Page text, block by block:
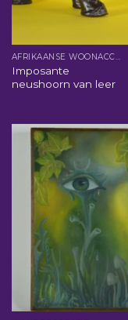
AFRIKAANSE WOONACCESSOIRES
Imposante
neushoorn van leer